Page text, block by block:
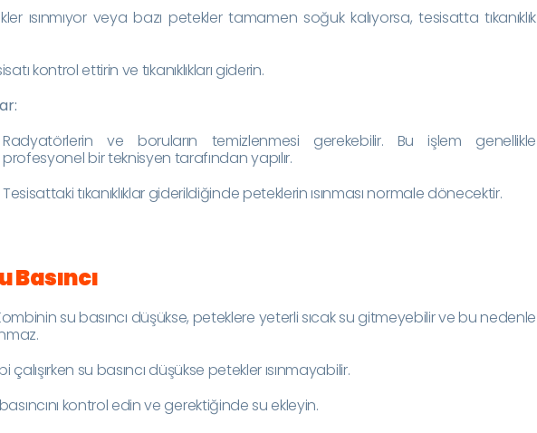
ısınmıyor veya bazı petekler tamamen soğuk kalıyorsa, tesisatta tıkanıklık
kontrol ettirin ve tıkanıklıkları giderin.
Radyatörlerin ve boruların temizlenmesi gerekebilir. Bu işlem genellikle
profesyonel bir teknisyen tarafından yapılır.
Tesisattaki tıkanıklıklar giderildiğinde peteklerin ısınması normale dönecektir.
Basıncı
su basıncı düşükse, peteklere yeterli sıcak su gitmeyebilir ve bu nedenle
çalışırken su basıncı düşükse petekler ısınmayabilir.
kontrol edin ve gerektiğinde su ekleyin.